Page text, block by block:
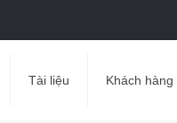
Tài liệu Khách hàng